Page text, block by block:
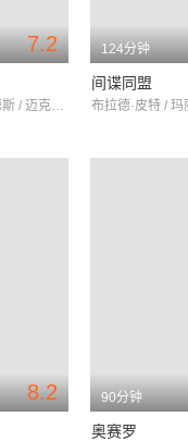
7.2
莎莉·霍金斯 / 道格·琼斯 / 迈克尔·珊农
124分钟
间谍同盟
8.2 90分钟
奥赛罗